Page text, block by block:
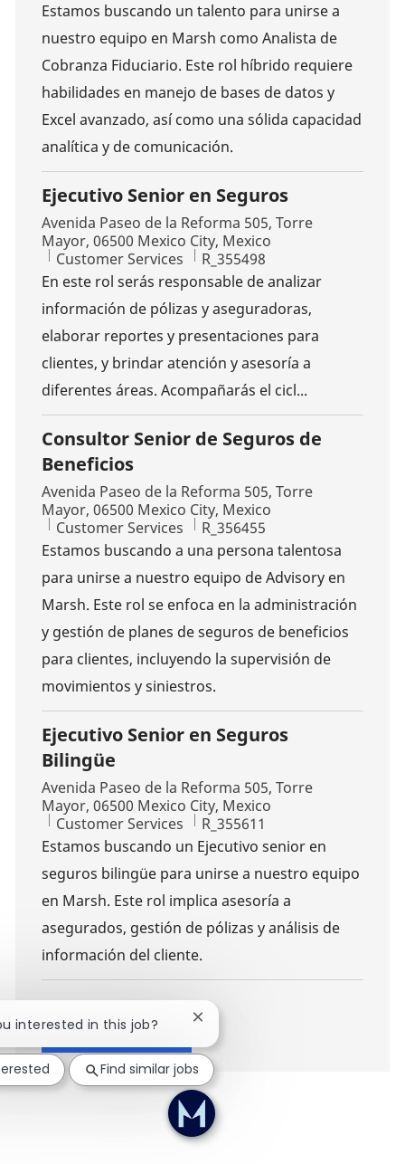
Estamos buscando un talento para unirse a
nuestro equipo en Marsh como Analista de
Cobranza Fiduciario. Este rol híbrido requiere
habilidades en manejo de bases de datos y
Excel avanzado, así como una sólida capacidad
analítica y de comunicación.
Ejecutivo Senior en Seguros
Location
Avenida Paseo de la Reforma 505, Torre
Mayor, 06500 Mexico City, Mexico
Category
Customer Services Job Id
R_355498
En este rol serás responsable de analizar
información de pólizas y aseguradoras,
elaborar reportes y presentaciones para
clientes, y brindar atención y asesoría a
diferentes áreas. Acompañarás el cicl...
Consultor Senior de Seguros de
Beneficios
Location
Avenida Paseo de la Reforma 505, Torre
Mayor, 06500 Mexico City, Mexico
Category
Customer Services Job Id
R_356455
Estamos buscando a una persona talentosa
para unirse a nuestro equipo de Advisory en
Marsh. Este rol se enfoca en la administración
y gestión de planes de seguros de beneficios
para clientes, incluyendo la supervisión de
movimientos y siniestros.
Ejecutivo Senior en Seguros
Bilingüe
Location
Avenida Paseo de la Reforma 505, Torre
Mayor, 06500 Mexico City, Mexico
Category
Customer Services Job Id
R_355611
Estamos buscando un Ejecutivo senior en
seguros bilingüe para unirse a nuestro equipo
en Marsh. Este rol implica asesoría a
asegurados, gestión de pólizas y análisis de
información del cliente.
Show more
interested in this job? Close chatbot notification
Find similar jobs